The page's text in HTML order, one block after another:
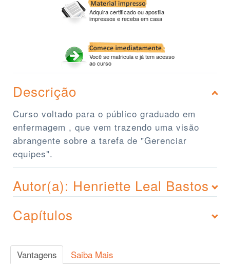
Adquira certificado ou apostila
impressos e receba em casa
Você se matricula e já tem acesso
ao curso
Descrição
Curso voltado para o público graduado em
enfermagem , que vem trazendo uma visão
abrangente sobre a tarefa de "Gerenciar
equipes".
Autor(a): Henriette Leal Bastos
Capítulos
Vantagens Saiba Mais